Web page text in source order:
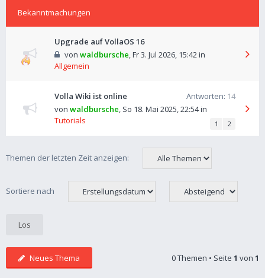
Bekanntmachungen
Upgrade auf VollaOS 16
von waldbursche,Fr 3. Jul 2026, 15:42in
Allgemein
Volla Wiki ist online Antworten: 14
von waldbursche, So 18. Mai 2025, 22:54in
Tutorials
1 2
Themen der letzten Zeit anzeigen:
Sortiere nach
Neues Thema 0 Themen • Seite 1 von 1